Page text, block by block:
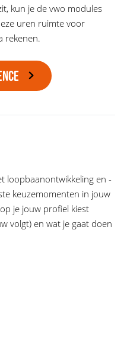
kun je de vwo modules
uren ruimte voor
rekenen.
loopbaanontwikkeling en -
keuzemomenten in jouw
je jouw profiel kiest
volgt) en wat je gaat doen